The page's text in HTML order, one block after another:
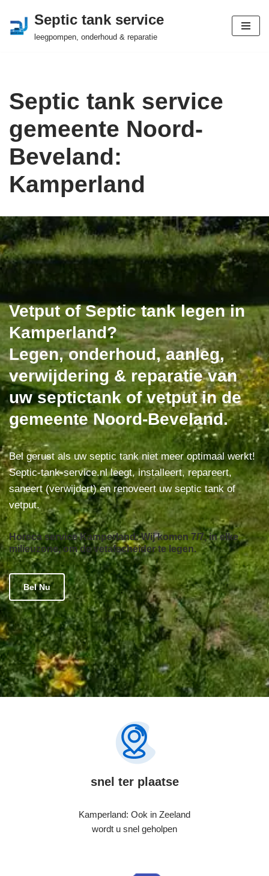
Ga
Septic tank service
leegpompen, onderhoud & reparatie
Septic tank service
gemeente Noord-
Beveland:
Kamperland
Vetput of Septic tank legen in
Kamperland?
Legen, onderhoud, aanleg,
verwijdering & reparatie van
uw septictank of vetput in de
gemeente Noord-Beveland.
Bel gerust als uw septic tank niet meer optimaal werkt!
Septic-tank-service.nl leegt, installeert, repareert,
saneert (verwijdert) en renoveert uw septic tank of
vetput.
Horeca service Kamperland: Wij komen 7/7, in elke
milieuzone, om de vetafscheider te legen.
Bel Nu
snel ter plaatse
Kamperland: Ook in Zeeland
wordt u snel geholpen